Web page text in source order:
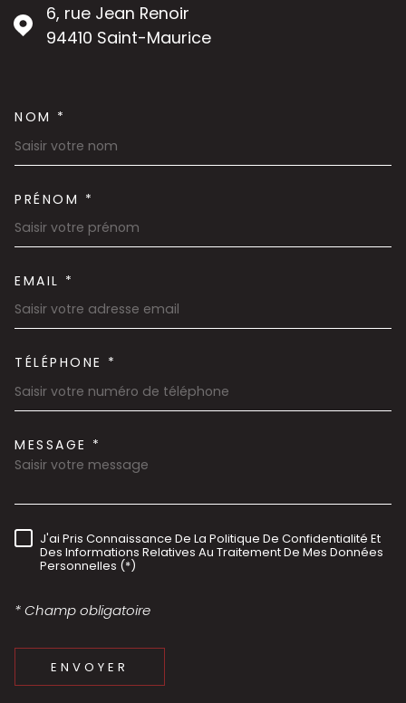
6, rue Jean Renoir
94410
Saint-Maurice
NOM *
PRÉNOM *
EMAIL *
TÉLÉPHONE *
MESSAGE *
RÈGLEMENTATION
J'ai Pris Connaissance De La Politique De Confidentialité Et
Des Informations Relatives Au Traitement De Mes Données
Personnelles (*)
* Champ obligatoire
ENVOYER